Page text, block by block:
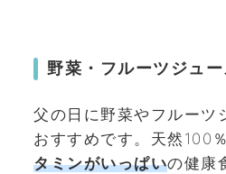
野菜・フルーツジュー
父の日に野菜やフルーツ
おすすめです。天然100
タミンがいっぱいの健康